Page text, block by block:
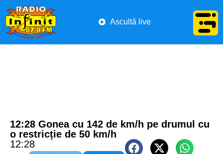
Ascultă live
12:28 Gonea cu 142 de km/h pe drumul cu
o restricție de 50 km/h
12:28